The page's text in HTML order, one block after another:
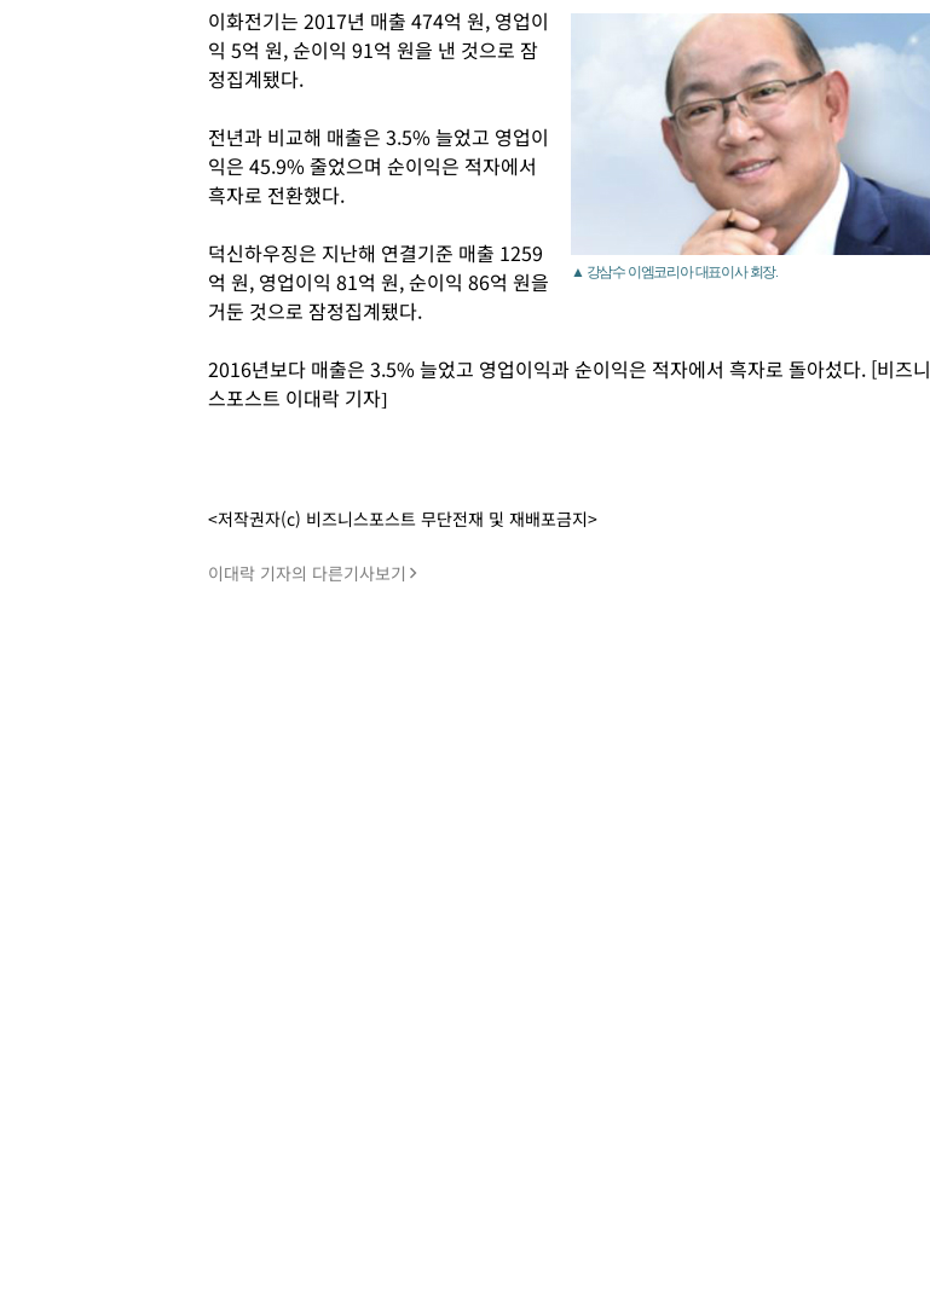
▲ 강삼수 이엠코리아 대표이사 회장.
이화전기는 2017년 매출 474억 원, 영업이
익 5억 원, 순이익 91억 원을 낸 것으로 잠
정집계됐다.
전년과 비교해 매출은 3.5% 늘었고 영업이
익은 45.9% 줄었으며 순이익은 적자에서
흑자로 전환했다.
덕신하우징은 지난해 연결기준 매출 1259
억 원, 영업이익 81억 원, 순이익 86억 원을
거둔 것으로 잠정집계됐다.
2016년보다 매출은 3.5% 늘었고 영업이익과 순이익은 적자에서 흑자로 돌아섰다. [비즈니
스포스트 이대락 기자]
<저작권자(c) 비즈니스포스트 무단전재 및 재배포금지>
이대락 기자의 다른기사보기